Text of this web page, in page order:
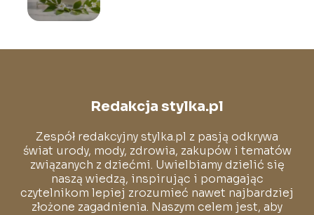
Redakcja stylka.pl
Zespół redakcyjny stylka.pl z pasją odkrywa
świat urody, mody, zdrowia, zakupów i tematów
związanych z dziećmi. Uwielbiamy dzielić się
naszą wiedzą, inspirując i pomagając
czytelnikom lepiej zrozumieć nawet najbardziej
złożone zagadnienia. Naszym celem jest, aby